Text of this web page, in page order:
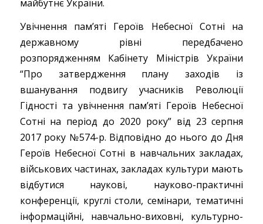
майбутнє України.
Увічнення пам’яті Героїв Небесної Сотні на
державному рівні передбачено
розпорядженням Кабінету Міністрів України
“Про затвердження плану заходів із
вшанування подвигу учасників Революції
Гідності та увічнення пам’яті Героїв Небесної
Сотні на період до 2020 року” від 23 серпня
2017 року №574-р. Відповідно до нього до Дня
Героїв Небесної Сотні в навчальних закладах,
військових частинах, закладах культури мають
відбутися наукові, науково-практичні
конференції, круглі столи, семінари, тематичні
інформаційні, навчально-виховні, культурно-